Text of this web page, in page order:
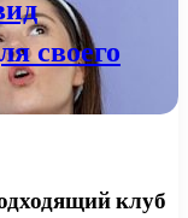
своего
клуб